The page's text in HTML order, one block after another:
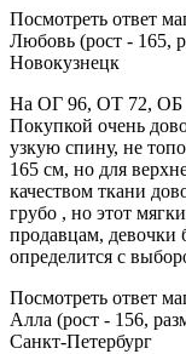
Посмотреть ответ
Любовь (рост - 165,
Новокузнецк
На ОГ 96, ОТ 72, ОБ
Покупкой очень
узкую спину, не
165 см, но для
качеством ткани
грубо , но этот
продавцам, девочки
определится с
Посмотреть ответ
Алла (рост - 156,
Санкт-Петербург